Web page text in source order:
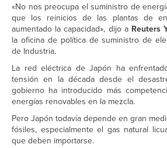
«No nos preocupa el suministro de
que los reinicios de las plantas de
aumentado la capacidad», dijo aReuters
la oficina de política de suministro de
de Industria.
La red eléctrica de Japón ha
tensión en la década desde el
gobierno ha introducido más
energías renovables en la mezcla.
Pero Japón todavía depende en gran
fósiles, especialmente el gas natural
que deben importarse.